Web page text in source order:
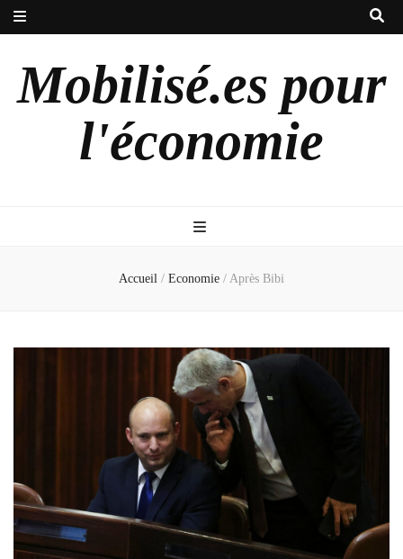
Mobilisé.es pour
l'économie
Accueil / Economie / Après Bibi